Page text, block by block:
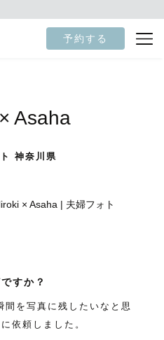
予約する
Asaha
神奈川県
すか？
間を写真に残したいなと思
依頼しました。